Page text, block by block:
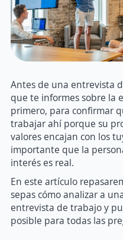
Antes de una entrevista
que te informes sobre la
primero, para confirmar
trabajar ahí porque su
valores encajan con los
importante que la
interés es real.
En este artículo
sepas cómo analizar a
entrevista de trabajo y
posible para todas las